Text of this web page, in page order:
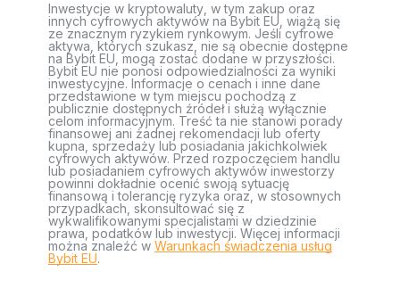
Inwestycje w kryptowaluty, w tym zakup oraz
innych cyfrowych aktywów na Bybit EU, wiążą się
ze znacznym ryzykiem rynkowym. Jeśli cyfrowe
aktywa, których szukasz, nie są obecnie dostępne
na Bybit EU, mogą zostać dodane w przyszłości.
Bybit EU nie ponosi odpowiedzialności za wyniki
inwestycyjne. Informacje o cenach i inne dane
przedstawione w tym miejscu pochodzą z
publicznie dostępnych źródeł i służą wyłącznie
celom informacyjnym. Treść ta nie stanowi porady
finansowej ani żadnej rekomendacji lub oferty
kupna, sprzedaży lub posiadania jakichkolwiek
cyfrowych aktywów. Przed rozpoczęciem handlu
lub posiadaniem cyfrowych aktywów inwestorzy
powinni dokładnie ocenić swoją sytuację
finansową i tolerancję ryzyka oraz, w stosownych
przypadkach, skonsultować się z
wykwalifikowanymi specjalistami w dziedzinie
prawa, podatków lub inwestycji. Więcej informacji
można znaleźć w Warunkach świadczenia usług
Bybit EU.